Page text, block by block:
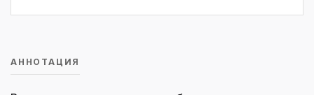
АННОТАЦИЯ